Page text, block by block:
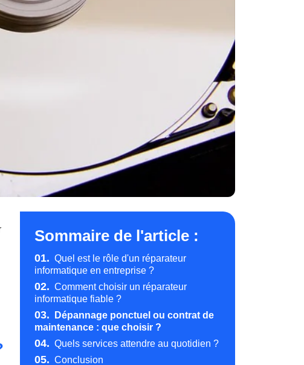
Sommaire de l'article :
01. Quel est le rôle d'un réparateur
informatique en entreprise ?
02. Comment choisir un réparateur
informatique fiable ?
03.
Dépannage ponctuel ou contrat de
maintenance : que choisir ?
04. Quels services attendre au quotidien ?
05. Conclusion